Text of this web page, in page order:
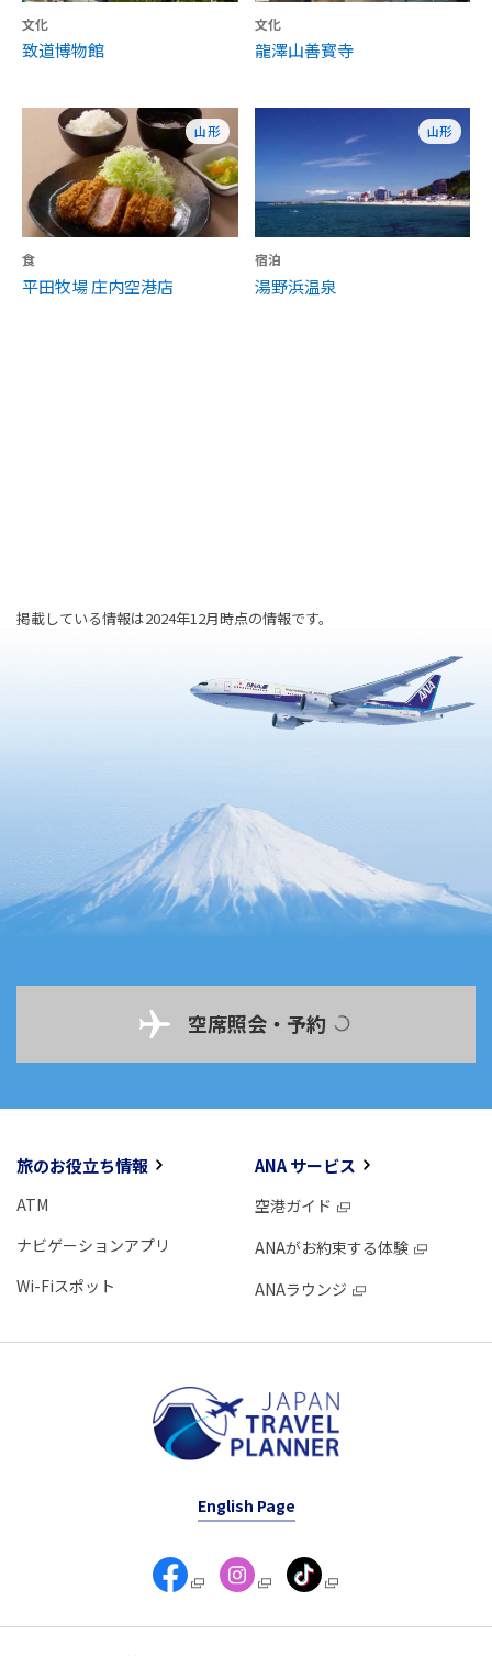
文化
致道博物館
文化
龍澤山善寳寺
山形
食
平田牧場 庄内空港店
山形
宿泊
湯野浜温泉
掲載している情報は2024年12月時点の情報です。
空席照会・予約
旅のお役立ち情報
ATM
ナビゲーションアプリ
Wi-Fiスポット
ANA サービス
空港ガイド
ANAがお約束する体験
ANAラウンジ
English Page